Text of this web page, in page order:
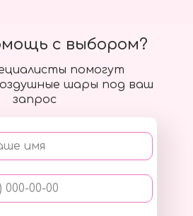
помогут
шары под ваш
запрос
имя
с выбором?